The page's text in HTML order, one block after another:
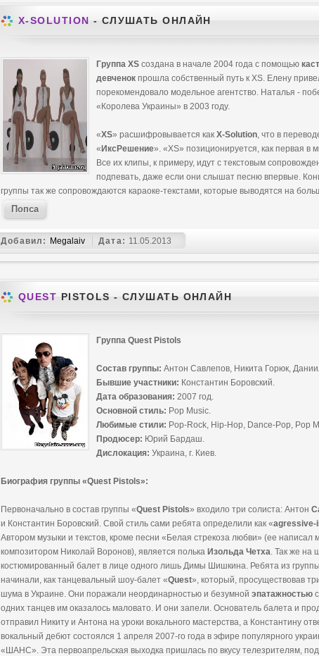
X-SOLUTION - СЛУШАТЬ ОНЛАЙН
Группа XS создана в начале 2004 года с помощью
девченок прошла собственный путь к XS. Елену
порекомендовало модельное агентство. Наталья -
«Королева Украины» в 2003 году.
«XS» расшифровывается как X-Solution, что в
« ИксРешение». «XS» позиционируется, как первая в
Все их клипы, к примеру, идут с текстовым
подпевать, даже если они слышат песню впервые.
группы так же сопровождаются караоке-текстами, которые выводятся на
Попса
Добавил: Megalaiv Дата: 11.05.2013
QUEST PISTOLS - СЛУШАТЬ ОНЛАЙН
Группа Quest Pistols
Состав группы: Антон Савлепов, Никита Горюк,
Бывшие участники: Константин Боровский.
Дата образования: 2007 год.
Основной стиль: Pop Music.
Любимые стили: Pop-Rock, Hip-Hop, Dance-Pop, Pop
Продюсер: Юрий Бардаш.
Дислокация: Украина, г. Киев.
Биография группы «Quest Pistols»:
Первоначально в состав группы «Quest Pistols» входило три солиста: Антон
и Константин Боровский. Свой стиль сами ребята определили как «agressive-
Автором музыки и текстов, кроме песни «Белая стрекоза любви» (ее написал
композитором Николай Воронов), является полька Изольда Четха. Так же на
костюмированный балет в лице одного лишь Димы Шишкина. Ребята из
начинали, как танцевальный шоу-балет «Quest», который, просуществовав
шума в Украине. Они поражали неординарностью и безумной эпатажностью
одних танцев им оказалось маловато. И они запели. Основатель балета и
отправил Никиту и Антона на уроки вокального мастерства, а Константину
вокальный дебют состоялся 1 апреля 2007-го года в эфире популярного
«ШАНС». Эта первоапрельская выходка пришлась по вкусу телезрителям,